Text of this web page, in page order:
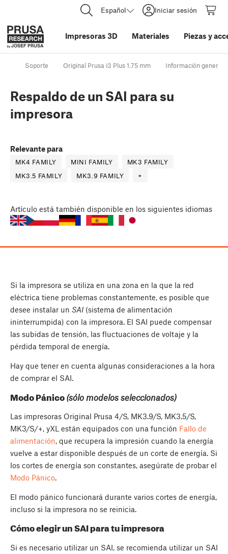
Español Iniciar sesión
Impresoras 3D Materiales Piezas y
Soporte Original Prusa i3 Plus 1.75 mm Información general
Respaldo de un SAI para su
impresora
Relevante para
MK4 FAMILY MINI FAMILY
MK3 FAMILY
MK3.5 FAMILY
MK3.9 FAMILY +
Artículo está también disponible en los siguientes idiomas
Si la impresora se utiliza en una zona en la que la red
eléctrica tiene problemas constantemente, es posible que
desee instalar un SAI (sistema de alimentación
ininterrumpida) con la impresora. El SAI puede compensar
las subidas de tensión, las fluctuaciones de voltaje y la
pérdida temporal de energía.
Hay que tener en cuenta algunas consideraciones a la hora
de comprar el SAI.
Modo Pánico (sólo modelos seleccionados)
Las impresoras Original Prusa 4/S, MK3.9/S, MK3.5/S,
MK3/S/+, yXL están equipados con una función Fallo de
alimentación, que recupera la impresión cuando la energía
vuelve a estar disponible después de un corte de energía. Si
los cortes de energía son constantes, asegúrate de probar el
Modo Pánico.
El modo pánico funcionará durante varios cortes de energía,
incluso si la impresora no se reinicia.
Cómo elegir un SAI para tu impresora
Si es necesario utilizar un SAI, se recomienda utilizar un SAI